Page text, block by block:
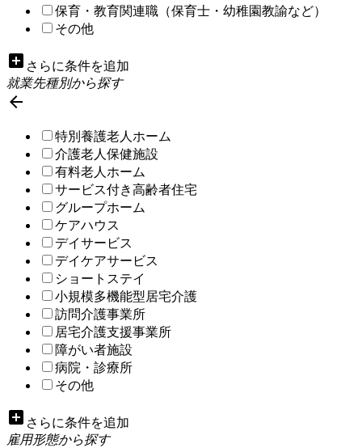
保育・教育関連職（保育士・幼稚園教諭など）
その他
add_box さらに条件を追加
就業先種別から探す

特別養護老人ホーム
介護老人保健施設
有料老人ホーム
サービス付き高齢者住宅
グループホーム
ケアハウス
デイサービス
デイケアサービス
ショートステイ
小規模多機能型居宅介護
訪問介護事業所
居宅介護支援事業所
障がい者施設
病院・診療所
その他
add_box さらに条件を追加
雇用形態から探す